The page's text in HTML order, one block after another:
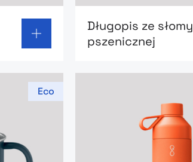
Długopis ze słomy
pszenicznej
Eco